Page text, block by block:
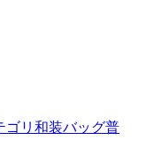
ゴリ 和装バッグ普